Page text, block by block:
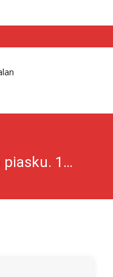
Widok z ziarnkiem piasku. 102 wiersze